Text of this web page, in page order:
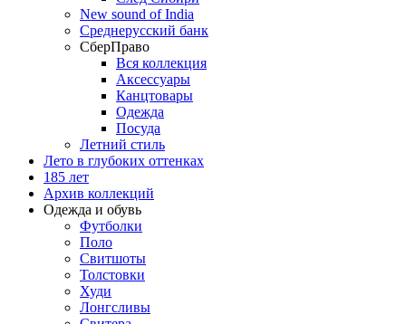
New sound of India
Среднерусский банк
СберПраво
Вся коллекция
Аксессуары
Канцтовары
Одежда
Посуда
Летний стиль
Лето в глубоких оттенках
185 лет
Архив коллекций
Одежда и обувь
Футболки
Поло
Свитшоты
Толстовки
Худи
Лонгсливы